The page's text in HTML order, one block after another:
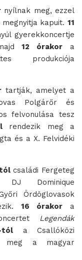
nyílnak meg, ezzel
kapuit. 11
gyerekkoncertje
12 órakor a
produkciója
tartják, amelyet a
Polgárőr és
felvonulása tesz
rendezik meg a
és a X. Felvidéki
családi Fergeteg
Dominique
Ördöglovasok
16 órakor a
Legendák
tól a Csallóközi
meg a magyar